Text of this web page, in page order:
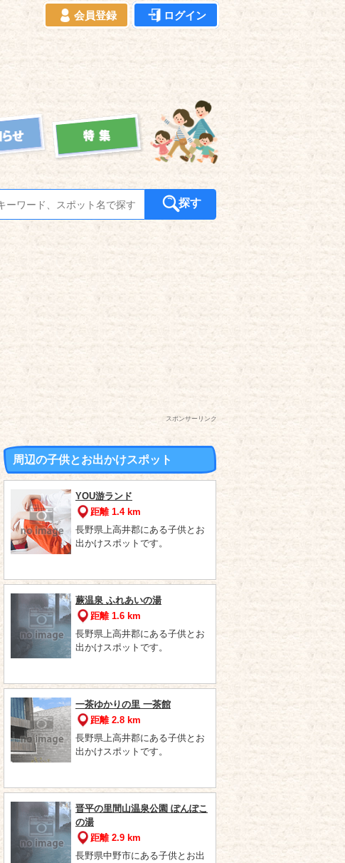
会員登録 ログイン
探す
スポンサーリンク
周辺の子供とお出かけスポット
YOU游ランド
距離 1.4 km
長野県上高井郡にある子供とお
出かけスポットです。
蕨温泉 ふれあいの湯
距離 1.6 km
長野県上高井郡にある子供とお
出かけスポットです。
一茶ゆかりの里 一茶館
距離 2.8 km
長野県上高井郡にある子供とお
出かけスポットです。
晋平の里間山温泉公園 ぽんぽこ
の湯
距離 2.9 km
長野県中野市にある子供とお出